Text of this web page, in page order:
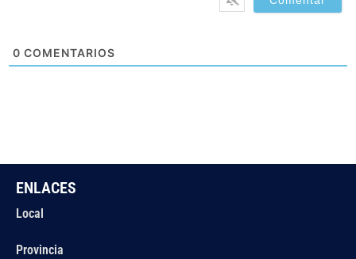
0 COMENTARIOS
ENLACES
Local
Provincia